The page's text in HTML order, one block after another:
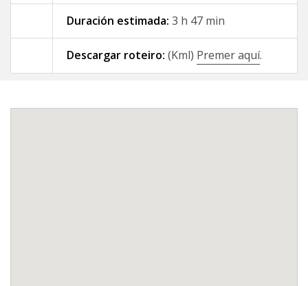
09 - A Gándara - Santiago de
Compostela
Duración estimada: 3 h 47 min
Descargar roteiro: (Kml) Premer aquí.